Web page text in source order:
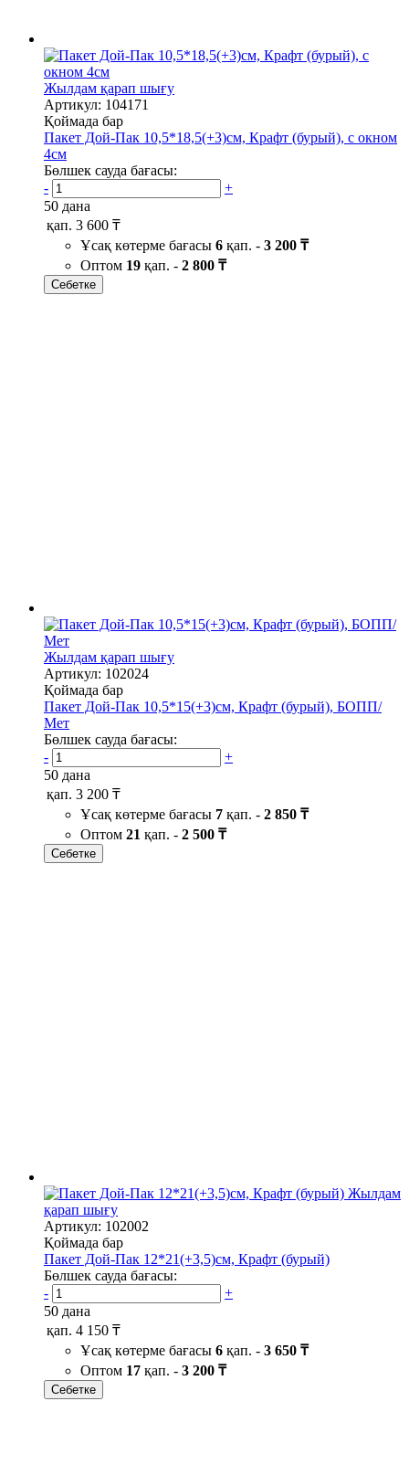
Жылдам қарап шығу
Артикул: 104171
Қоймада бар
Пакет Дой-Пак 10,5*18,5(+3)см, Крафт (бурый), с окном
4см
Бөлшек сауда бағасы:
-
+
50 дана
қап. 3 600 ₸
Ұсақ көтерме бағасы 6 қап. - 3 200 ₸
Оптом 19 қап. - 2 800 ₸
Себетке
Жылдам қарап шығу
Артикул: 102024
Қоймада бар
Пакет Дой-Пак 10,5*15(+3)см, Крафт (бурый), БОПП/
Мет
Бөлшек сауда бағасы:
-
+
50 дана
қап. 3 200 ₸
Ұсақ көтерме бағасы 7 қап. - 2 850 ₸
Оптом 21 қап. - 2 500 ₸
Себетке
Жылдам
қарап шығу
Артикул: 102002
Қоймада бар
Пакет Дой-Пак 12*21(+3,5)см, Крафт (бурый)
Бөлшек сауда бағасы:
-
+
50 дана
қап. 4 150 ₸
Ұсақ көтерме бағасы 6 қап. - 3 650 ₸
Оптом 17 қап. - 3 200 ₸
Себетке